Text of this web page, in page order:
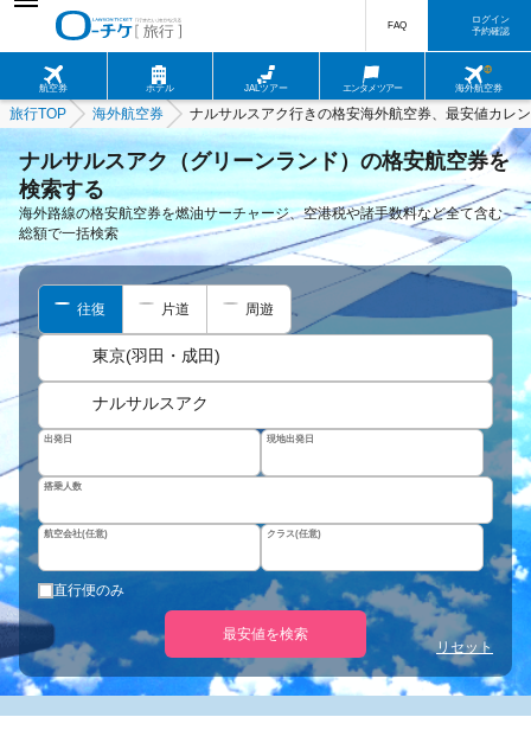
航空券 ホテル JALツアー エンタメツアー 海外航空券
FAQ
ログイン
予約確認
旅行TOP 海外航空券 ナルサルスアク行きの格安海外航空券、最安値カレ
ナルサルスアク（グリーンランド）の格安航空券を
検索する
海外路線の格安航空券を燃油サーチャージ、空港税や諸手数料など全て含む
総額で一括検索
往復 片道 周遊
東京(羽田・成田)
ナルサルスアク
出発日 現地出発日
搭乗人数
航空会社(任意) クラス(任意)
直行便のみ
最安値を検索
リセット